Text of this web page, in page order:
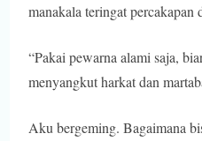
manakala teringat percakapan
“Pakai pewarna alami saja,
menyangkut harkat dan
Aku bergeming. Bagaimana